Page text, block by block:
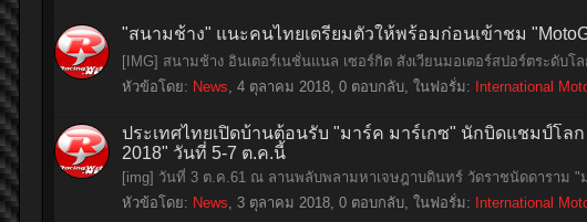
"สนามช้าง" แนะคนไทยเตรียมตัวให้พร้อมก่อนเข้าชม
[IMG] สนามช้าง อินเตอร์เนชั่นแนล เซอร์กิต สังเวียนมอเตอร์สปอร์ตระดั
หัวข้อโดย: News, 4 ตุลาคม 2018, 0 ตอบกลับ, ในฟอรั่ม: International
ประเทศไทยเปิดบ้านต้อนรับ "มาร์ค มาร์เกซ" นักบิดแชมป์โล
2018" วันที่ 5-7 ต.ค.นี้
[img] วันที่ 3 ต.ค.61 ณ ลานพลับพลามหาเจษฎาบดินทร์ วัดราชนัดดาราม "
หัวข้อโดย: News, 3 ตุลาคม 2018, 0 ตอบกลับ, ในฟอรั่ม: International